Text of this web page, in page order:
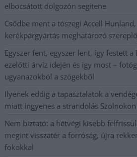
elbocsátott dolgozón segítene
Csődbe ment a tószegi Accell
kerékpárgyártás meghatározó
Egyszer fent, egyszer lent, így festett a
ezelőtti árvíz idején és így most –
ugyanazokból a szögekből
Ilyenek eddig a tapasztalatok a
miatt ingyenes a strandolás Szolnokon
Nem biztató: a hétvégi kisebb
megint visszatér a forróság, újra
fokokkal